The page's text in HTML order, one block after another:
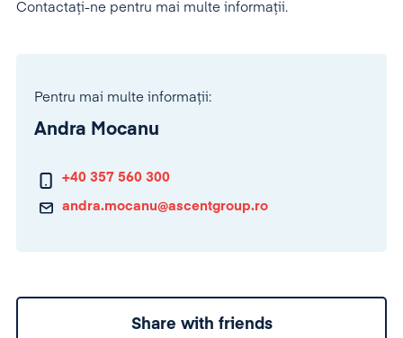
Contactați-ne pentru mai multe informații.
Pentru mai multe informații:
Andra Mocanu
+40 357 560 300
andra.mocanu@ascentgroup.ro
Share with friends